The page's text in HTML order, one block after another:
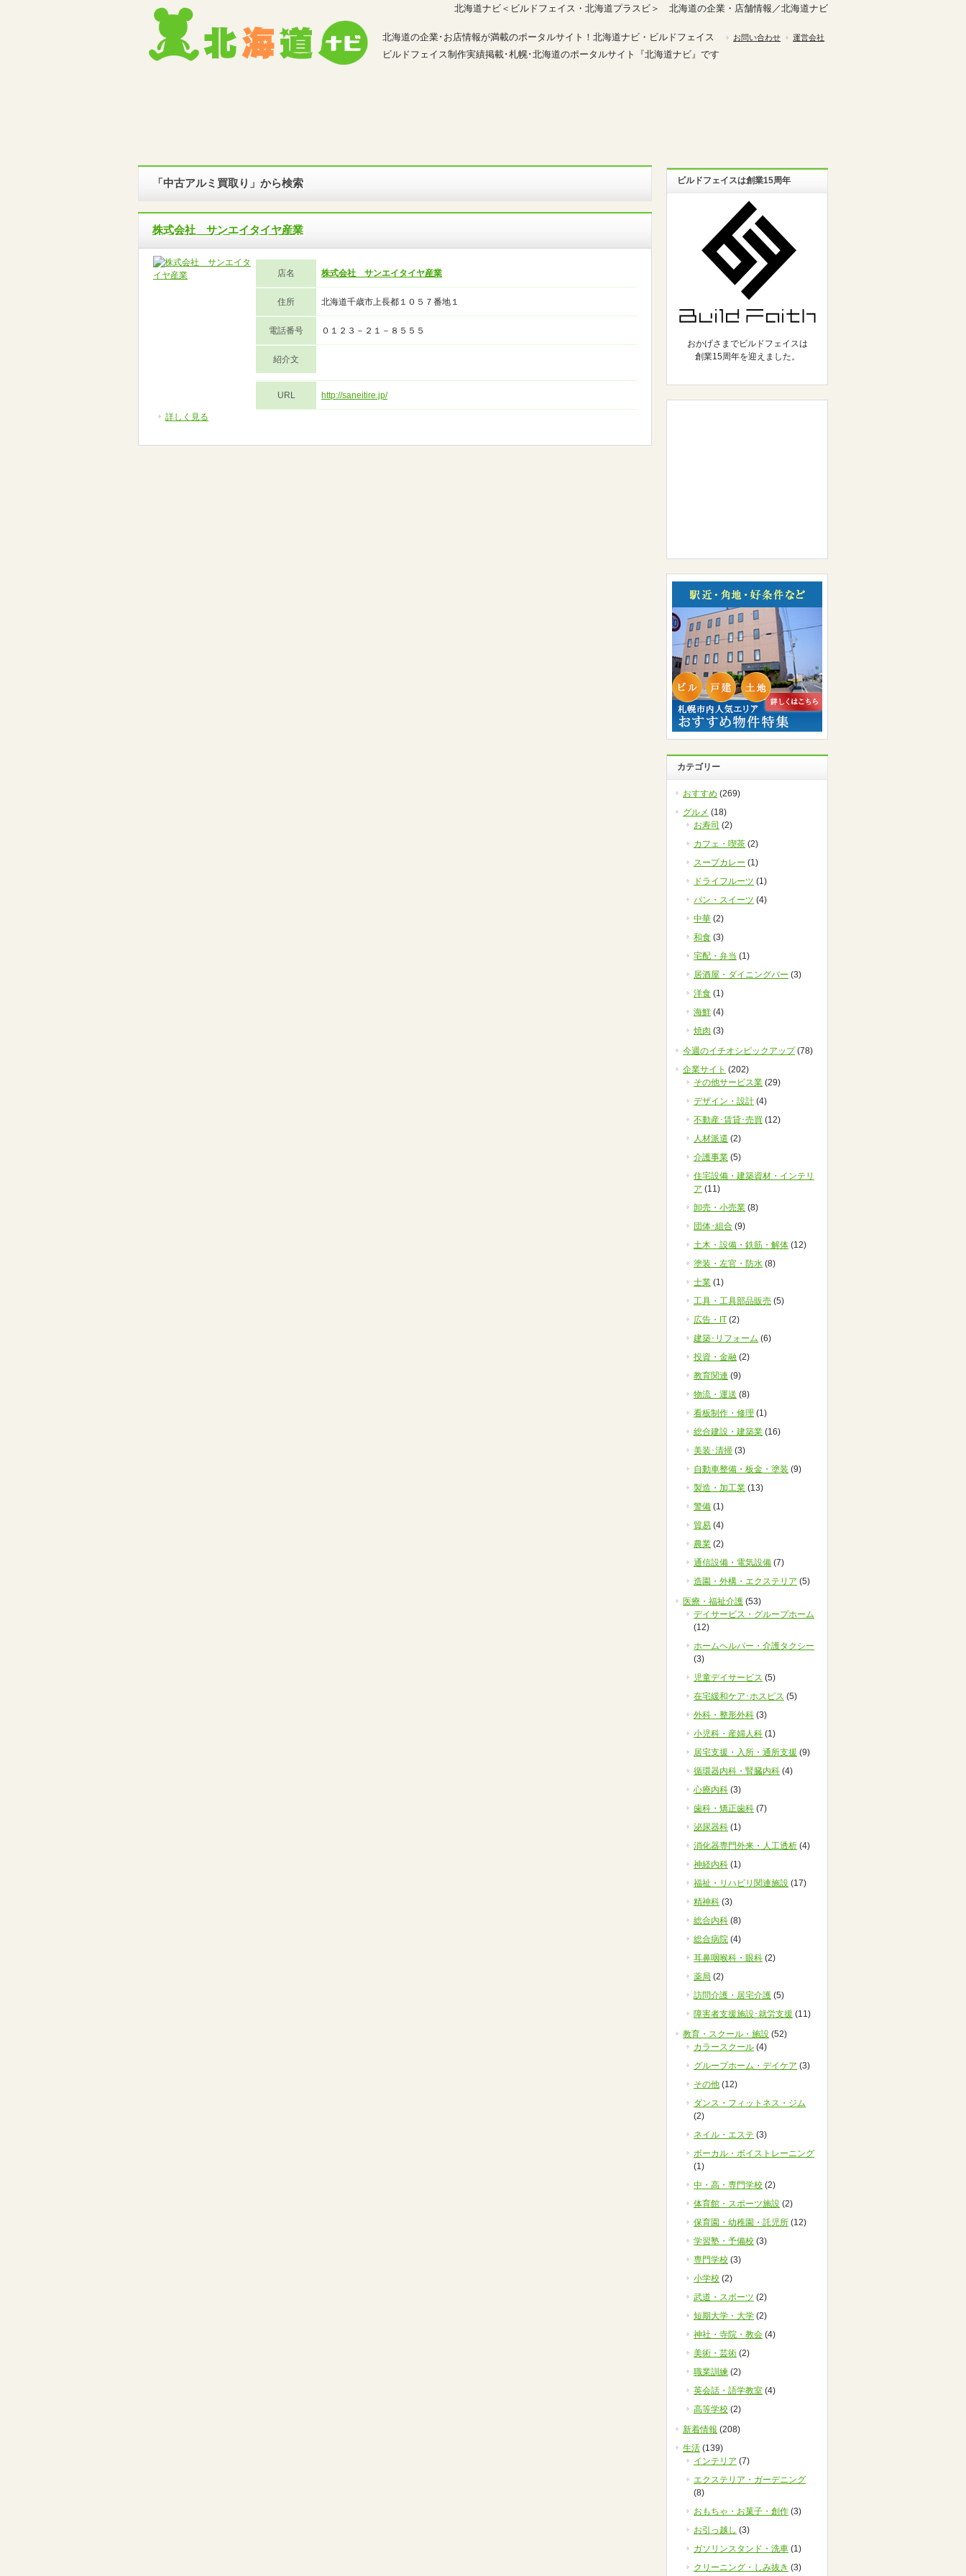
北海道ナビ＜ビルドフェイス・北海道プラスビ＞ 北海道の企業・店舗情報／北海道ナビ
北海道の企業･お店情報が満載のポータルサイト！北海道ナビ・ビルドフェイス
ビルドフェイス制作実績掲載･札幌･北海道のポータルサイト『北海道ナビ』です
お問い合わせ 運営会社
「中古アルミ買取り」から検索
株式会社 サンエイタイヤ産業
店名 株式会社 サンエイタイヤ産業
住所 北海道千歳市上長都１０５７番地１
電話番号 ０１２３－２１－８５５５
紹介文
URL http://saneitire.jp/
詳しく見る
ビルドフェイスは創業15周年
おかげさまでビルドフェイスは
創業15周年を迎えました。
カテゴリー
おすすめ (269)
グルメ (18)
お寿司 (2)
カフェ・喫茶 (2)
スープカレー (1)
ドライフルーツ (1)
パン・スイーツ (4)
中華 (2)
和食 (3)
宅配・弁当 (1)
居酒屋・ダイニングバー (3)
洋食 (1)
海鮮 (4)
焼肉 (3)
今週のイチオシピックアップ(78)
企業サイト (202)
その他サービス業 (29)
デザイン・設計 (4)
不動産･賃貸･売買 (12)
人材派遣 (2)
介護事業 (5)
住宅設備・建築資材・インテリ
ア (11)
卸売・小売業 (8)
団体･組合 (9)
土木・設備・鉄筋・解体 (12)
塗装・左官・防水 (8)
士業 (1)
工具・工具部品販売 (5)
広告・IT (2)
建築･リフォーム (6)
投資・金融 (2)
教育関連 (9)
物流・運送 (8)
看板制作・修理 (1)
総合建設・建築業 (16)
美装･清掃 (3)
自動車整備・板金・塗装 (9)
製造・加工業 (13)
警備 (1)
貿易 (4)
農業 (2)
通信設備・電気設備 (7)
造園・外構・エクステリア (5)
医療・福祉介護 (53)
デイサービス・グループホーム
(12)
ホームヘルパー・介護タクシー
(3)
児童デイサービス (5)
在宅緩和ケア･ホスピス (5)
外科・整形外科 (3)
小児科・産婦人科 (1)
居宅支援・入所・通所支援 (9)
循環器内科・腎臓内科 (4)
心療内科 (3)
歯科・矯正歯科 (7)
泌尿器科 (1)
消化器専門外来・人工透析 (4)
神経内科 (1)
福祉・リハビリ関連施設 (17)
精神科 (3)
総合内科 (8)
総合病院 (4)
耳鼻咽喉科・眼科 (2)
薬局 (2)
訪問介護・居宅介護 (5)
障害者支援施設･就労支援 (11)
教育・スクール・施設 (52)
カラースクール (4)
グループホーム・デイケア (3)
その他 (12)
ダンス・フィットネス・ジム
(2)
ネイル・エステ (3)
ボーカル・ボイストレーニング
(1)
中・高・専門学校 (2)
体育館・スポーツ施設 (2)
保育園・幼稚園・託児所 (12)
学習塾・予備校 (3)
専門学校 (3)
小学校 (2)
武道・スポーツ (2)
短期大学・大学 (2)
神社・寺院・教会 (4)
美術・芸術 (2)
職業訓練 (2)
英会話・語学教室 (4)
高等学校 (2)
新着情報 (208)
生活 (139)
インテリア (7)
エクステリア・ガーデニング
(8)
おもちゃ・お菓子・創作 (3)
お引っ越し (3)
ガソリンスタンド・洗車 (1)
クリーニング・しみ抜き (3)